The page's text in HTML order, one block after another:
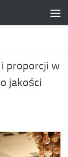
i proporcji w
jakości